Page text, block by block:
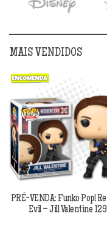
MAIS VENDIDOS
PRÉ-VENDA: Funko Pop!
Evil – Jill Valentine